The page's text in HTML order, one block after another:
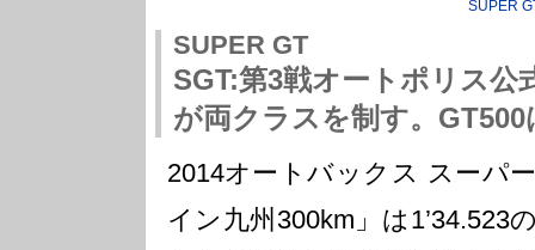
SUPER
SUPER GT
SGT:第3戦オートポリス
が両クラスを制す。
2014オートバックス スーパ
イン九州300km」は1’34.523